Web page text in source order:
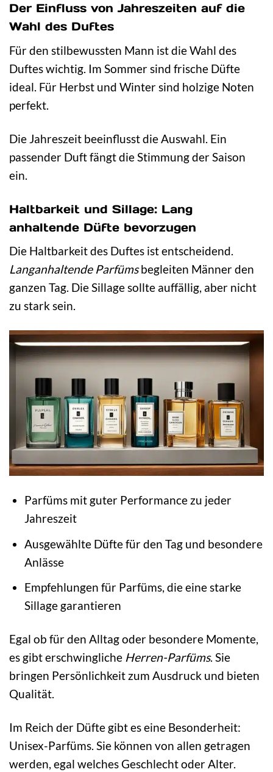
Der Einfluss von Jahreszeiten auf die
Wahl des Duftes
Für den stilbewussten Mann ist die Wahl des
Duftes wichtig. Im Sommer sind frische Düfte
ideal. Für Herbst und Winter sind holzige Noten
perfekt.
Die Jahreszeit beeinflusst die Auswahl. Ein
passender Duft fängt die Stimmung der Saison
ein.
Haltbarkeit und Sillage: Lang
anhaltende Düfte bevorzugen
Die Haltbarkeit des Duftes ist entscheidend.
Langanhaltende Parfümsbegleiten Männer den
ganzen Tag. Die Sillage sollte auffällig, aber nicht
zu stark sein.
Parfüms mit guter Performance zu jeder
Jahreszeit
Ausgewählte Düfte für den Tag und besondere
Anlässe
Empfehlungen für Parfüms, die eine starke
Sillage garantieren
Egal ob für den Alltag oder besondere Momente,
es gibt erschwingliche Herren-Parfüms. Sie
bringen Persönlichkeit zum Ausdruck und bieten
Qualität.
Im Reich der Düfte gibt es eine Besonderheit:
Unisex-Parfüms. Sie können von allen getragen
werden, egal welches Geschlecht oder Alter.